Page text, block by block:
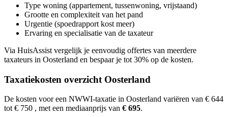
Type woning (appartement, tussenwoning, vrijstaand)
Grootte en complexiteit van het pand
Urgentie (spoedrapport kost meer)
Ervaring en specialisatie van de taxateur
Via HuisAssist vergelijk je eenvoudig offertes van meerdere
taxateurs in Oosterland en bespaar je tot 30% op de kosten.
Taxatiekosten overzicht Oosterland
De kosten voor een NWWI-taxatie in Oosterland variëren van € 644
tot € 750 , met een mediaanprijs van € 695.